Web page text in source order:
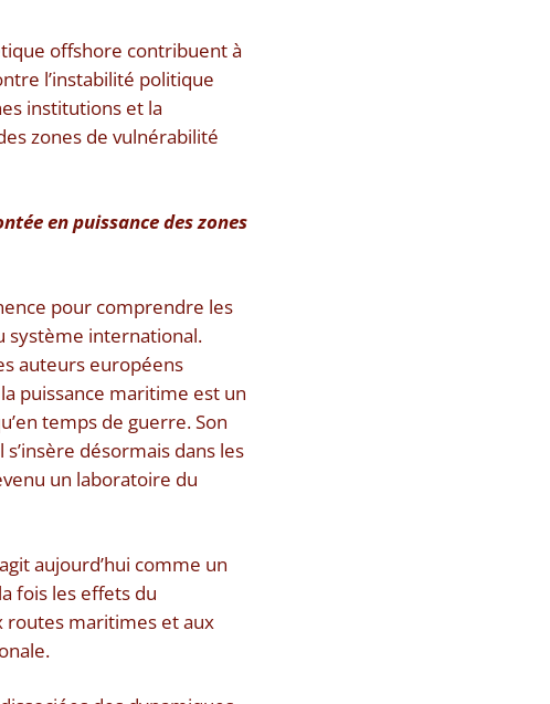
offshore contribuent à
l’instabilité politique
institutions et la
zones de vulnérabilité
en puissance des zones
pour comprendre les
système international.
auteurs européens
puissance maritime est un
temps de guerre. Son
désormais dans les
un laboratoire du
aujourd’hui comme un
fois les effets du
routes maritimes et aux